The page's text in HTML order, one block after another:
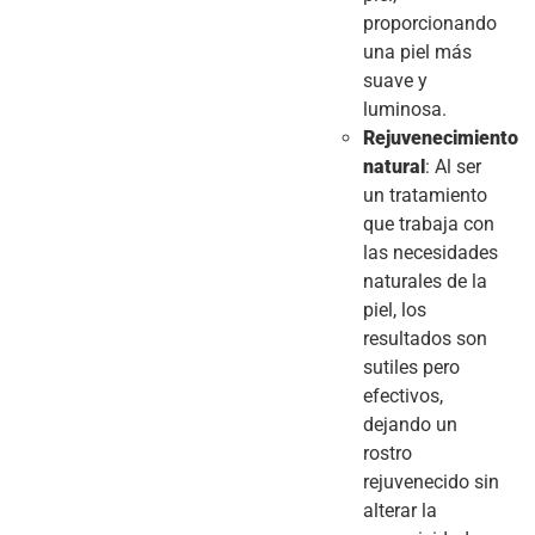
proporcionando
una piel más
suave y
luminosa.
Rejuvenecimiento
natural : Al ser
un tratamiento
que trabaja con
las necesidades
naturales de la
piel, los
resultados son
sutiles pero
efectivos,
dejando un
rostro
rejuvenecido sin
alterar la